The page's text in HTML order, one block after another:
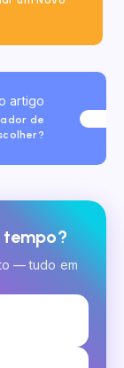
artigo
de
tempo?
— tudo em